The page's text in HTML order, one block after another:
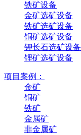
铁矿设备
金矿选矿设备
铁矿选矿设备
铜矿选矿设备
钾长石选矿设备
锂矿选矿设备
项目案例：
金矿
铜矿
铁矿
金属矿
非金属矿